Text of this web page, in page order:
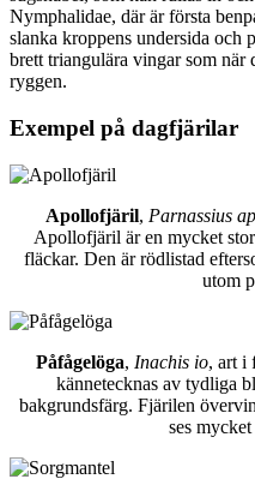
Nymphalidae, där är första
slanka kroppens undersida och
brett triangulära vingar som när
ryggen.
Exempel på dagfjärilar
Apollofjäril, Parnassius
Apollofjäril är en mycket
fläckar. Den är rödlistad
utom
Påfågelöga, Inachis io, art i
kännetecknas av tydliga
bakgrundsfärg. Fjärilen
ses